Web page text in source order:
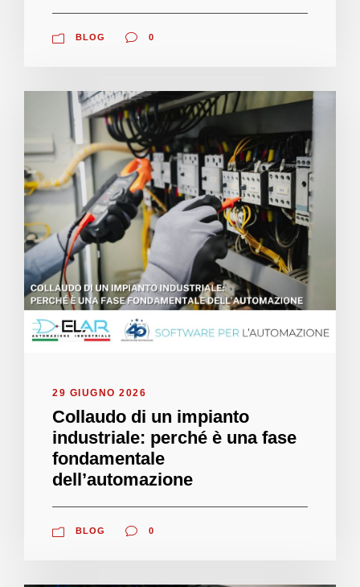
BLOG 0
29 GIUGNO 2026
Collaudo di un impianto
industriale: perché è una fase
fondamentale
dell’automazione
BLOG 0